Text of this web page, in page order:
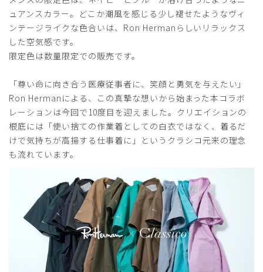
サイズ感
小さめ
ストレッチ感
よく伸びる
伸びない
厚さとても薄い
サイズは大きめ。以前購入したMOVEのSサイズを参考にL
ズ落としてMサイズを注文したところ、それでも大きすぎて
返品を余儀なくされた。作りはワイドで生地感は厚め（ゴワ
ゴワする感じ）で安っぽさはない。概ね予想通りで気に入っ
ています。
商品：R28メンズ:Ron Herman スクラブパンツ/ディー
プネイビー/S
役に立った 0
購入確認済み
2025-08-29
ュアンスカラー。どこか潮風を感じる少し褪せたようなヴィ
ンテージライクな色合いは、Ron Hermanらしいリラックス
した空気感です。
限定色は数量限定での販売です。
「尊い命に向き合う医療従事者に、笑顔と勇気を与えたい」
Ron Hermanによる、この真摯な想いから始まった本コラボ
レーションは今回で10度目を迎えました。クリエイションの
根底には「使い捨ての作業着としての白衣ではなく、着るだ
けで気持ちが高揚する仕事着に」というクラシコ元来の理念
も流れています。